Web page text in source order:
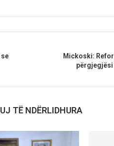
Mickoski:
TË NDËRLIDHURA